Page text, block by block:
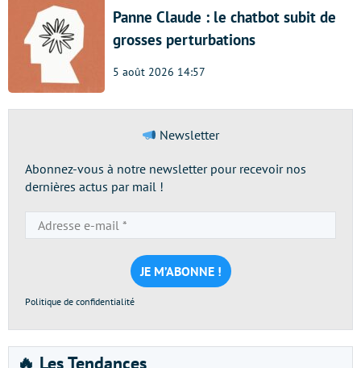
Panne Claude : le chatbot subit de
grosses perturbations
5 août 2026 14:57
Newsletter
Abonnez-vous à notre newsletter pour recevoir nos
dernières actus par mail !
e-
mail
*
Politique de confidentialité
🔥 Les Tendances